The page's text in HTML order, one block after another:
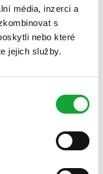
média, inzerci a
s
nebo které
jejich služby.